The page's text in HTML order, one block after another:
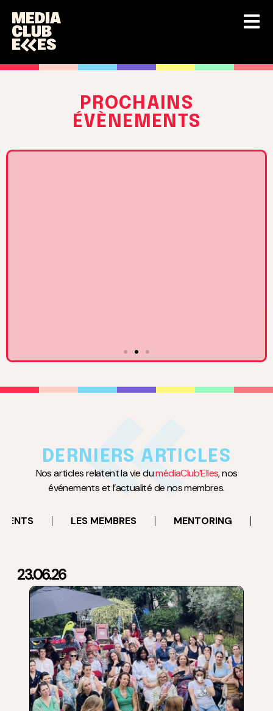
PROCHAINS
ÉVÈNEMENTS
17
charge des activités BtoC
Neuilly-sur-Seine
DERNIERS ARTICLES
Nos articles relatent la vie dumédiaClub’Elles, nos
événements et l’actualité de nos membres.
LES MEMBRES MENTORING
23.06.26